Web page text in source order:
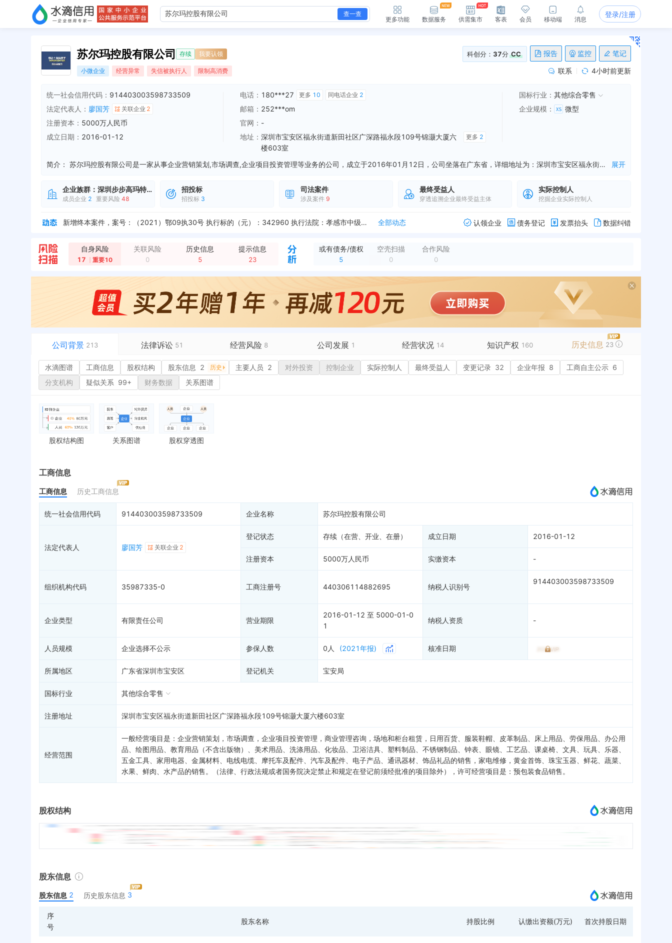
查一查
更多功能 数据服务 供需集市 客表 会员 移动端 消息
登录/注册
苏尔玛控股有限公司 存续 我要认领 科创分： 37分 CC 报告 监控 笔记
小微企业 经营异常 失信被执行人 限制高消费 联系 4小时前更新
统一社会信用代码： 914403003598733509
法定代表人： 廖国芳 关联企业 2
注册资本： 5000万人民币
成立日期： 2016-01-12
电话： 180***27 更多 10 同电话企业 2
邮箱： 252***om
官网： -
地址： 深圳市宝安区福永街道新田社区广深路福永段109号锦灏大厦六
楼603室
更多 2
国标行业： 其他综合零售
企业规模 ： 微型
简介： 苏尔玛控股有限公司是一家从事企业营销策划,市场调查,企业项目投资管理等业务的公司，成立于2016年01月12日，公司坐落在广东省，详细地址为：深圳市宝安区福永街道新田社区广深路福永段109号锦灏大厦六楼603室;经国家企业信用信息公示系统查询得知，苏尔玛控股有限公司的信用代码/税号为914403003598733509，法人是廖国芳，注册资本为5000.000000万人民币，企业的经营范围为:一般经营项目是：企业营销策划，市场调查，企业项目投资管理，商业管理咨询，场地和柜台租赁，日用百货、服装鞋帽、皮革制品、床上用品、劳保用品、办公用品、绘图用品、教育用品（不含出版物）、美术用品、洗涤用品、化妆品、卫浴洁具、塑料制品、不锈钢制品、钟表、眼镜、工艺品、课桌椅、文具、玩具、乐器、五金工具、家用电器、金属材料、电线电缆、摩托车及配件、汽车及配件、电子产品、通讯器材、饰品礼品的销售，家电维修，黄金首饰、珠宝玉器、鲜花、蔬菜、水果、鲜肉、水产品的销售。（法律、行政法规或者国务院决定禁止和规定在登记前须经批准的项目除外），许可经营项目是：预包装食品销售。 展开
企业族群： 深圳步步高玛特商业有限公司
成员企业 2 重要风险 48
招投标
招投标 3
司法案件
涉及案件 9
最终受益人
穿透追溯企业最终受益主体
实际控制人
挖掘企业实际控制人
全部动态
全部动态
全部动态
全部动态
新增行政许可，许可机关：深圳市市场监督管理局 许可内容：主体类型：有限责任公司<br>住所：深圳市宝安区福永街道新田社区广深路福永段109号锦灏大厦六楼6...
全部动态
授权外观专利，申请号：CN201730170623.8 专利名称：卫生巾包装袋（植物物语1） 申请日期：2017-05-11 授权日期：2017-11-28
全部动态
新增开庭公告，案由：合同纠纷 原告：东莞市荟翠大润福超市有限公司 被告：江西润德商业管理有限公司、苏尔玛控股有限公司 法院：东莞市第三人民法院 开庭时间：...
全部动态
认领企业 债务登记 发票抬头 数据纠错
自身风险
17 重要10
关联风险
0
历史信息
5
提示信息
23
或有债务/债权
5
空壳扫描
0
合作风险
0
公司背景 213 法律诉讼 51 经营风险 8 公司发展 1 经营状况 14 知识产权 160 历史信息 23
水滴图谱
工商信息
股东信息
历史
主要人员 2
对外投资
控制企业
最终受益人
企业年报
工商自主公示 6
财务数据
司法案件
立案信息 12
法院公告
裁判文书
送达公告
被执行人
历史
终本案件
询价评估
司法协助
或有债务债权 5
注销备案
融资历史
招投标
3
进出口信用
债券信息
地块公示
客户
商标信息
99+
成为vip查看
水滴图谱 工商信息 股权结构 股东信息 2 历史 主要人员 2 对外投资 控制企业 实际控制人 最终受益人 变更记录 32 企业年报 8 工商自主公示 6
分支机构
疑似关系 99+ 财务数据 关系图谱
股权结构图 关系图谱 股权穿透图
工商信息
工商信息 历史工商信息
统一社会信用代码 914403003598733509 企业名称 苏尔玛控股有限公司
法定代表人 廖国芳 关联企业 2
登记状态 存续（在营、开业、在册） 成立日期 2016-01-12
注册资本 5000万人民币 实缴资本 -
组织机构代码 35987335-0 工商注册号 440306114882695 纳税人识别号
914403003598733509
企业类型 有限责任公司 营业期限
2016-01-12 至 5000-01-0
1
纳税人资质 -
人员规模 企业选择不公示 参保人数 0人 (2021年报) 核准日期
所属地区 广东省深圳市宝安区 登记机关 宝安局
国标行业 其他综合零售
注册地址 深圳市宝安区福永街道新田社区广深路福永段109号锦灏大厦六楼603室
经营范围
一般经营项目是：企业营销策划，市场调查，企业项目投资管理，商业管理咨询，场地和柜台租赁，日用百货、服装鞋帽、皮革制品、床上用品、劳保用品、办公用
品、绘图用品、教育用品（不含出版物）、美术用品、洗涤用品、化妆品、卫浴洁具、塑料制品、不锈钢制品、钟表、眼镜、工艺品、课桌椅、文具、玩具、乐器、
五金工具、家用电器、金属材料、电线电缆、摩托车及配件、汽车及配件、电子产品、通讯器材、饰品礼品的销售，家电维修，黄金首饰、珠宝玉器、鲜花、蔬菜、
水果、鲜肉、水产品的销售。（法律、行政法规或者国务院决定禁止和规定在登记前须经批准的项目除外），许可经营项目是：预包装食品销售。
股权结构
股东信息
股东信息 2 历史股东信息 3
序
号
股东名称 持股比例 认缴出资额(万元) 首次持股日期